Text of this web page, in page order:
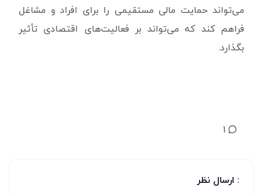
می‌تواند حمایت مالی مستقیمی را برای افراد و مشاغل
فراهم کند که می‌تواند بر فعالیت‌های اقتصادی تأثیر
بگذارد.
1
: ارسال نظر